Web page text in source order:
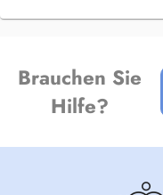
Brauchen Sie
Hilfe?